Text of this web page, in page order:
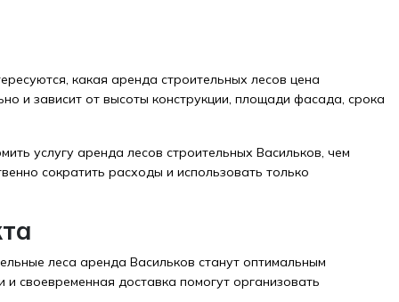
какая аренда строительных лесов цена
и зависит от высоты конструкции, площади фасада, срока
услугу аренда лесов строительных Васильков, чем
сократить расходы и использовать только
леса аренда Васильков станут оптимальным
своевременная доставка помогут организовать